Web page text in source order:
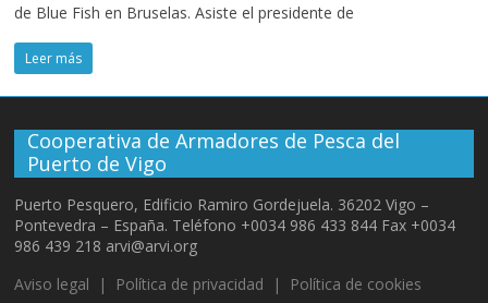
de Blue Fish en Bruselas. Asiste el presidente de
Leer más
Cooperativa de Armadores de Pesca del
Puerto de Vigo
Puerto Pesquero, Edificio Ramiro Gordejuela. 36202 Vigo –
Pontevedra – España. Teléfono +0034 986 433 844 Fax +0034
986 439 218 arvi@arvi.org
Aviso legal | Política de privacidad | Política de cookies